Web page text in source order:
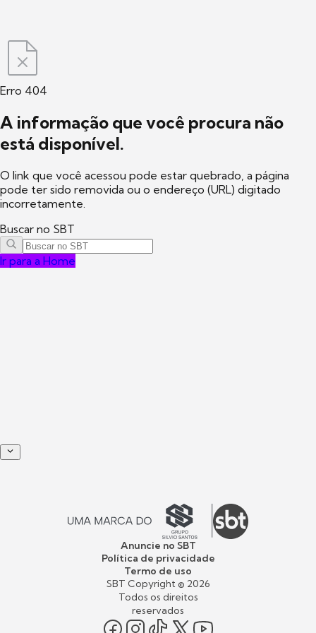
Erro 404
A informação que você procura não
está disponível.
O link que você acessou pode estar quebrado, a página
pode ter sido removida ou o endereço (URL) digitado
incorretamente.
Buscar no SBT
Ir para a Home
Anuncie no SBT
Política de privacidade
Termo de uso
SBT Copyright © 2026
Todos os direitos
reservados